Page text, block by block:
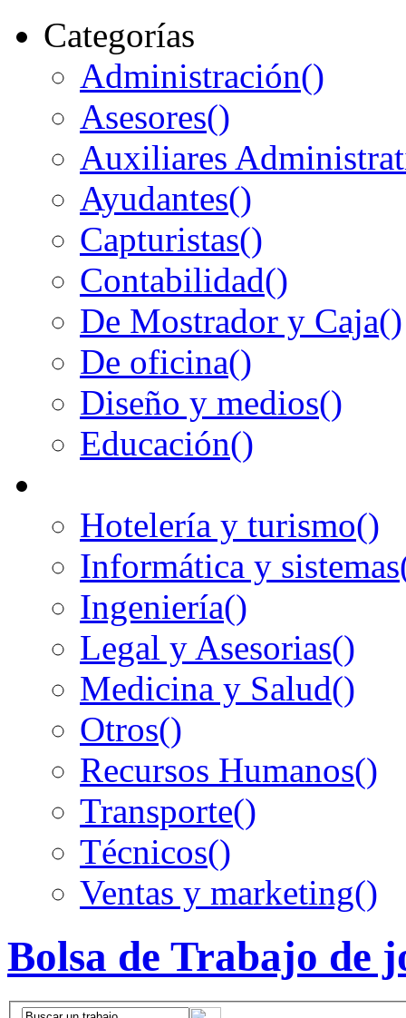
Categorías
Administración()
Asesores()
Auxiliares
Ayudantes()
Capturistas()
Contabilidad()
De Mostrador y Caja()
De oficina()
Diseño y medios()
Educación()
Hotelería y turismo()
Informática y sistemas
Ingeniería()
Legal y Asesorias()
Medicina y Salud()
Otros()
Recursos Humanos()
Transporte()
Técnicos()
Ventas y marketing()
Bolsa de Trabajo de